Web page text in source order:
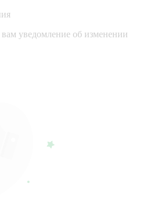
уведомление об изменении